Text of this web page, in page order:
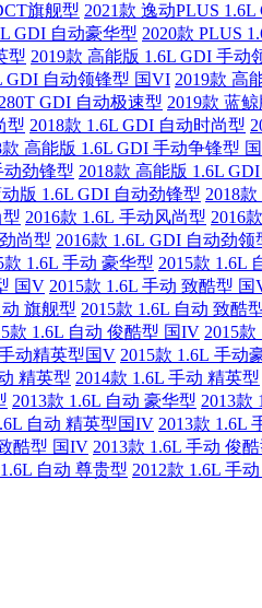
旗舰型 2021款 逸动PLUS
GDI 自动豪华型 2020款 PLUS
型 2019款 高能版 1.6L GDI 手动
GDI 自动领锋型 国VI 2019款 高
GDI 自动极速型 2019款 蓝
型 2018款 1.6L GDI 自动时尚型
款 高能版 1.6L GDI 手动争锋型
动劲锋型 2018款 高能版 1.6L
版 1.6L GDI 自动劲锋型 2018
2016款 1.6L 手动风尚型 2016
尚型 2016款 1.6L GDI 自动劲领
款 1.6L 手动 豪华型 2015款 1.6L
国V 2015款 1.6L 手动 致酷型 国
动 旗舰型 2015款 1.6L 自动 致酷
款 1.6L 自动 俊酷型 国IV 2015
动精英型国V 2015款 1.6L 手动
精英型 2014款 1.6L 手动 精英型
2013款 1.6L 自动 豪华型 2013款
自动 精英型国IV 2013款 1.6L
酷型 国IV 2013款 1.6L 手动 俊
自动 尊贵型 2012款 1.6L 手